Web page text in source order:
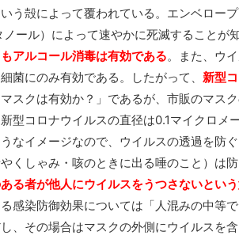
う殻によって覆われている。エンベロー
ノール）によって速やかに死滅することが
アルコール消毒は有効である。
また、ウ
菌にのみ有効である。したがって、 新型
スクは有効か？」であるが、市販のマス
型コロナウイルスの直径は0.1マイクロメ
なイメージなので、ウイルスの透過を防
くしゃみ・咳のときに出る唾のこと）は防
る者が他人にウイルスをうつさないとい
感染防御効果については「人混みの中等
、その場合はマスクの外側にウイルスを